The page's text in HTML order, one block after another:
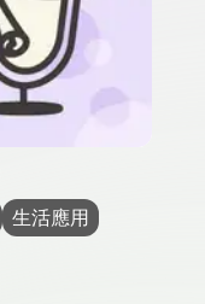
生活應用